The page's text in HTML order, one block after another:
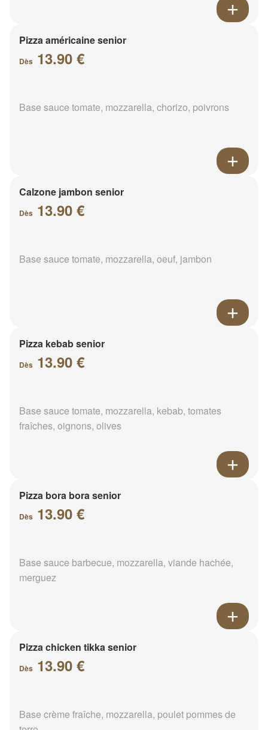
Pizza américaine senior
Dès 13.90 €
Base sauce tomate, mozzarella, chorizo, poivrons
Calzone jambon senior
Dès 13.90 €
Base sauce tomate, mozzarella, oeuf, jambon
Pizza kebab senior
Dès 13.90 €
Base sauce tomate, mozzarella, kebab, tomates
fraîches, oignons, olives
Pizza bora bora senior
Dès 13.90 €
Base sauce barbecue, mozzarella, viande hachée,
merguez
Pizza chicken tikka senior
Dès 13.90 €
Base crème fraîche, mozzarella, poulet pommes de